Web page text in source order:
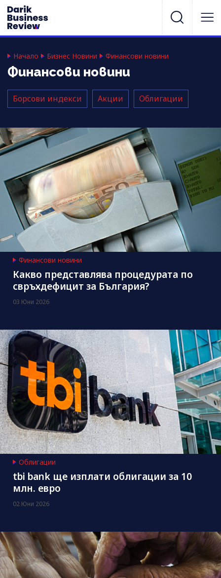
Начало Бизнес Новини Финансови новини
Финансови новини
Борсови индекси Акции Облигации
Финансови новини
Какво представлява процедурата по
свръхдефицит за България?
03 Юни 2026
Облигации
tbi bank ще изплати облигации за 10
млн. евро
02 Юни 2026